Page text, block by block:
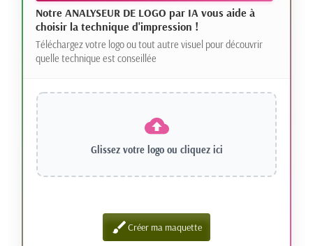
Notre ANALYSEUR DE LOGO par IA vous aide à
choisir la technique d'impression !
Téléchargez votre logo ou tout autre visuel pour découvrir
quelle technique est conseillée
Glissez votre logo ou cliquez ici
brushCréer ma maquette